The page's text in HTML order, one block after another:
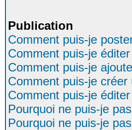
Publication
Comment puis-je
Comment puis-je
Comment puis-je
Comment puis-je créer
Comment puis-je
Pourquoi ne puis-je
Pourquoi ne puis-je